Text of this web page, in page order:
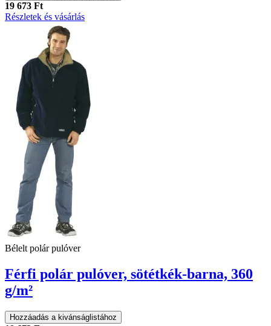
19 673 Ft
Részletek és vásárlás
Bélelt polár pulóver
Férfi polár pulóver, sötétkék-barna, 360
g/m²
Hozzáadás a kivánságlistához